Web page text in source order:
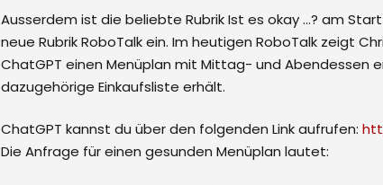
Ausserdem ist die beliebte Rubrik Ist es okay …? am
neue Rubrik RoboTalk ein. Im heutigen RoboTalk zeigt
ChatGPT einen Menüplan mit Mittag- und Abendessen
dazugehörige Einkaufsliste erhält.
ChatGPT kannst du über den folgenden Link aufrufen:
Die Anfrage für einen gesunden Menüplan lautet: